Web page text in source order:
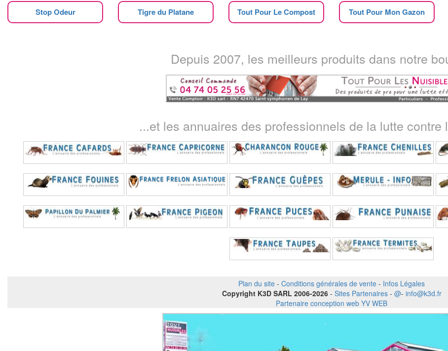
Stop Odeur Tigre du Platane Tout Pour Le Compost Tout Pour Mon Gazon
Depuis 2007, les meilleurs produits dans notre
...et les annuaires des professionnels de la lutte contre
Plan du site - Conditions générales de vente - Infos Légales
Copyright K3D SARL 2006-2026 - Sites Partenaires- @- info@k3d.fr
Partenaire conception web YV WEB